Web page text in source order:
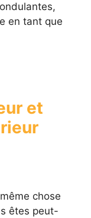
en tant que
et
chose
êtes peut-